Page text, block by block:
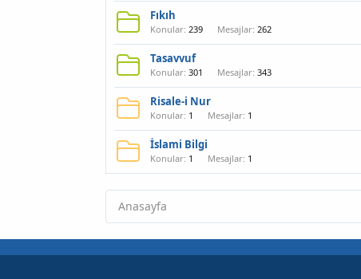
Fıkıh
Konular 239 Mesajlar 262
Tasavvuf
Konular 301 Mesajlar 343
Risale-i Nur
Konular 1 Mesajlar 1
İslami Bilgi
Konular 1 Mesajlar 1
Anasayfa